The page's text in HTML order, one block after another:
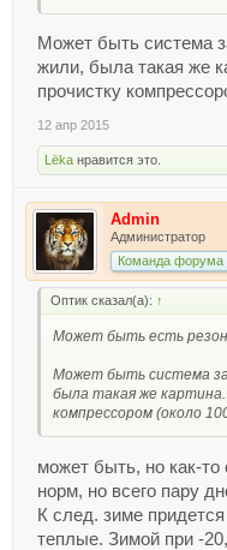
Может быть система
жили, была такая же
прочистку
12 апр 2015
Lёka нравится это.
Admin
Администратор
Команда форума
Оптик сказал(а): ↑
Может быть есть резон
Может быть система
была такая же картина.
компрессором (около
может быть, но как-
норм, но всего пару
К след. зиме
теплые. Зимой при -